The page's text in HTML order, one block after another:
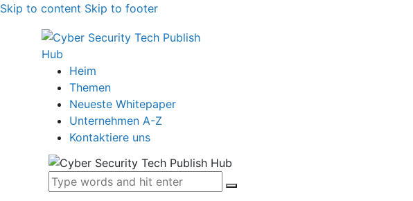
Skip to content Skip to footer
Heim
Themen
Neueste Whitepaper
Unternehmen A-Z
Kontaktiere uns